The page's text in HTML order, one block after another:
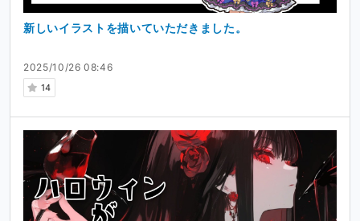
2025/10/26 08:46
14
新しいイラストを描いていただきました。